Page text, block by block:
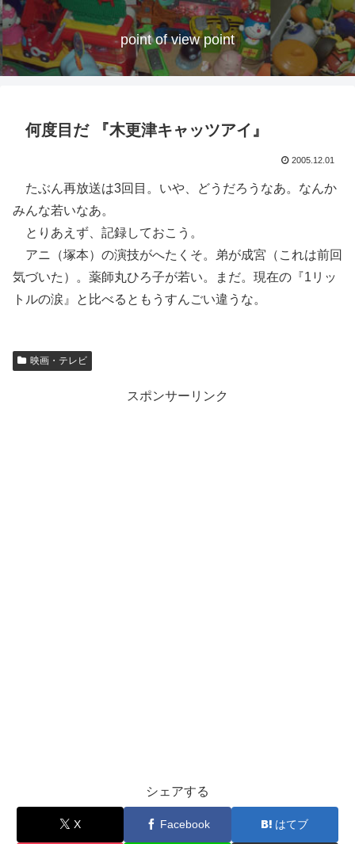
point of view point
何度目だ 『木更津キャッツアイ』
2005.12.01
たぶん再放送は3回目。いや、どうだろうなあ。なんか
みんな若いなあ。
とりあえず、記録しておこう。
アニ（塚本）の演技がへたくそ。弟が成宮（これは前回
気づいた）。薬師丸ひろ子が若い。まだ。現在の『1リッ
トルの涙』と比べるともうすんごい違うな。
映画・テレビ
スポンサーリンク
シェアする
X Facebook はてブ